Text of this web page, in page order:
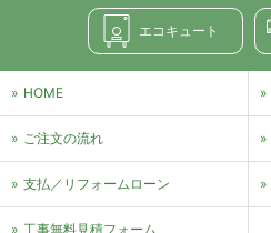
エコキュート
HOME
ご注文の流れ
支払／リフォームローン
⼯事無料⾒積フォーム